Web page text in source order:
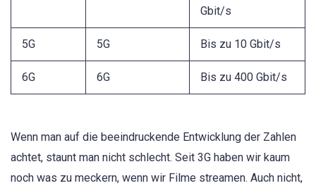
Gbit/s
5G 5G Bis zu 10 Gbit/s
6G 6G Bis zu 400 Gbit/s
Wenn man auf die beeindruckende Entwicklung der Zahlen
achtet, staunt man nicht schlecht. Seit 3G haben wir kaum
noch was zu meckern, wenn wir Filme streamen. Auch nicht,